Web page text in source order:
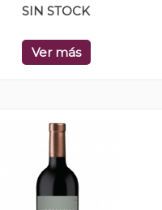
SIN STOCK
Ver más